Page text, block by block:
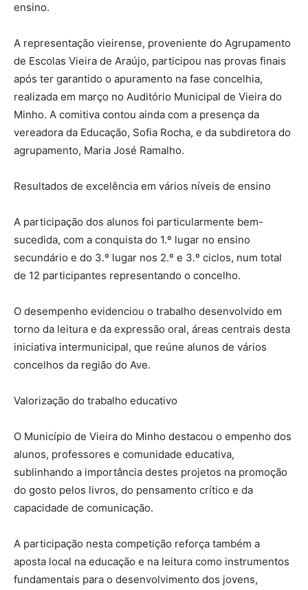
ensino.
A representação vieirense, proveniente do Agrupamento
de Escolas Vieira de Araújo, participou nas provas finais
após ter garantido o apuramento na fase concelhia,
realizada em março no Auditório Municipal de Vieira do
Minho. A comitiva contou ainda com a presença da
vereadora da Educação, Sofia Rocha, e da subdiretora do
agrupamento, Maria José Ramalho.
Resultados de excelência em vários níveis de ensino
A participação dos alunos foi particularmente bem-
sucedida, com a conquista do 1.º lugar no ensino
secundário e do 3.º lugar nos 2.º e 3.º ciclos, num total
de 12 participantes representando o concelho.
O desempenho evidenciou o trabalho desenvolvido em
torno da leitura e da expressão oral, áreas centrais desta
iniciativa intermunicipal, que reúne alunos de vários
concelhos da região do Ave.
Valorização do trabalho educativo
O Município de Vieira do Minho destacou o empenho dos
alunos, professores e comunidade educativa,
sublinhando a importância destes projetos na promoção
do gosto pelos livros, do pensamento crítico e da
capacidade de comunicação.
A participação nesta competição reforça também a
aposta local na educação e na leitura como instrumentos
fundamentais para o desenvolvimento dos jovens,